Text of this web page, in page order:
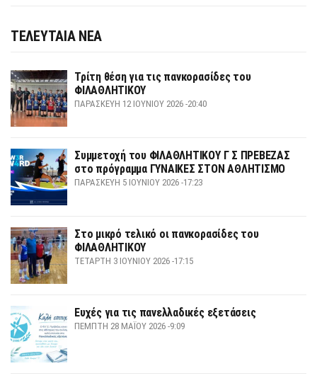
ΤΕΛΕΥΤΑΙΑ ΝΕΑ
Τρίτη θέση για τις πανκορασίδες του
ΦΙΛΑΘΛΗΤΙΚΟΥ
ΠΑΡΑΣΚΕΥΉ 12 ΙΟΥΝΊΟΥ 2026 -20:40
Συμμετοχή του ΦΙΛΑΘΛΗΤΙΚΟΥ Γ Σ ΠΡΕΒΕΖΑΣ
στο πρόγραμμα ΓΥΝΑΙΚΕΣ ΣΤΟΝ ΑΘΛΗΤΙΣΜΟ
ΠΑΡΑΣΚΕΥΉ 5 ΙΟΥΝΊΟΥ 2026 -17:23
Στο μικρό τελικό οι πανκορασίδες του
ΦΙΛΑΘΛΗΤΙΚΟΥ
ΤΕΤΆΡΤΗ 3 ΙΟΥΝΊΟΥ 2026 -17:15
Ευχές για τις πανελλαδικές εξετάσεις
ΠΈΜΠΤΗ 28 ΜΑΪ́ΟΥ 2026 -9:09